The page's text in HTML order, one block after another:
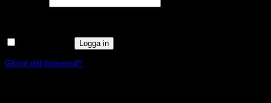
Logga in
Glömt ditt lösenord?